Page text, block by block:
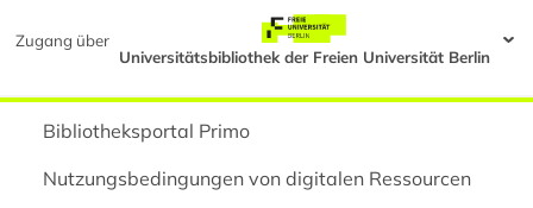
Zugang über
Universitätsbibliothek der Freien Universität Berlin
Bibliotheksportal Primo
Nutzungsbedingungen von digitalen Ressourcen